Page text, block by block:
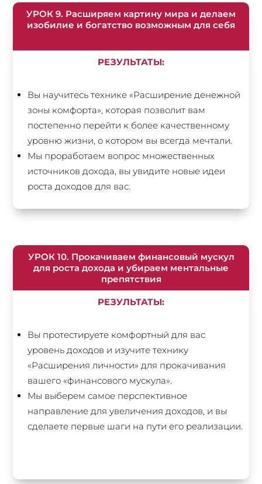
УРОК 9. Расширяем картину мира и делаем
изобилие и богатство возможным для себя
РЕЗУЛЬТАТЫ:
Вы научитесь технике «Расширение денежной
зоны комфорта», которая позволит вам
постепенно перейти к более качественному
уровню жизни, о котором вы всегда мечтали.
Мы проработаем вопрос множественных
источников дохода, вы увидите новые идеи
роста доходов для вас.
УРОК 10. Прокачиваем финансовый мускул
для роста дохода и убираем ментальные
препятствия
РЕЗУЛЬТАТЫ:
Вы протестируете комфортный для вас
уровень доходов и изучите технику
«Расширения личности» для прокачивания
вашего «финансового мускула».
Мы выберем самое перспективное
направление для увеличения доходов, и вы
сделаете первые шаги на пути его реализации.